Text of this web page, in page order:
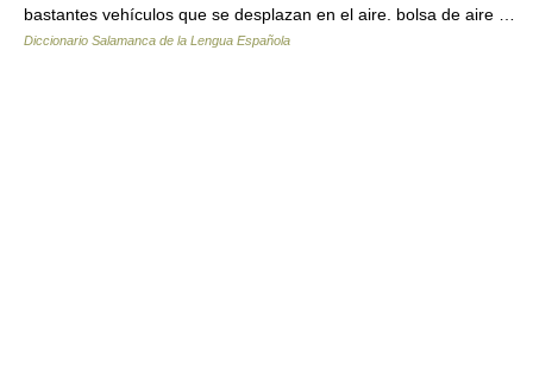
bastantes vehículos que se desplazan en el aire. bolsa de aire …
Diccionario Salamanca de la Lengua Española